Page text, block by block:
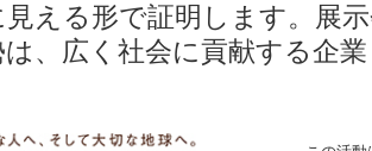
見える形で証明します。展
は、広く社会に貢献する企